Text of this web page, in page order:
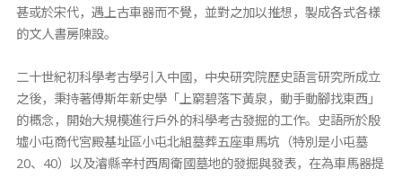
甚或於宋代，遇上古車器而不覺，並對之加以推想，製成各式各樣
的文人書房陳設。
二十世紀初科學考古學引入中國，中央研究院歷史語言研究所成立
之後，秉持著傅斯年新史學「上窮碧落下黃泉，動手動腳找東西」
的概念，開始大規模進行戶外的科學考古發掘的工作。史語所於殷
墟小屯商代宮殿基址區小屯北組墓葬五座車馬坑（特別是小屯墓
20、40）以及濬縣辛村西周衛國墓地的發掘與發表，在為車馬器提